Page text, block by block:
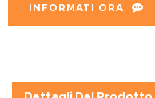
INFORMATI ORA